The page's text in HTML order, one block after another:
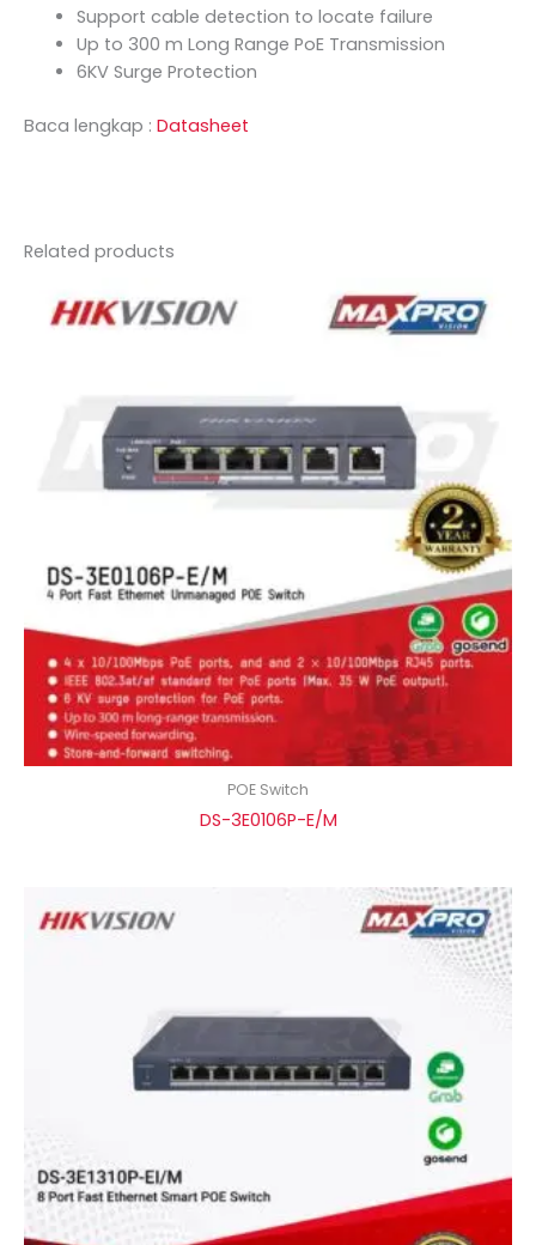
Support cable detection to locate failure
Up to 300 m Long Range PoE Transmission
6KV Surge Protection
Baca lengkap : Datasheet
Related products
POE Switch
DS-3E0106P-E/M